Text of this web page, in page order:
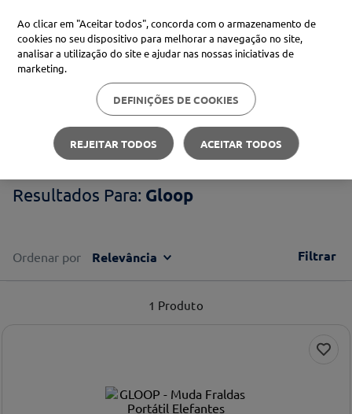
Procure no Marketplace Médis
Pesquisas mais comuns
xiaomi
3º now
Gloop
Gloop
Ordenar por Relevância Filtrar
1 Produto
Ao clicar em "Aceitar todos", concorda com o armazenamento de
cookies no seu dispositivo para melhorar a navegação no site,
analisar a utilização do site e ajudar nas nossas iniciativas de
marketing.
DEFINIÇÕES DE COOKIES
REJEITAR TODOS ACEITAR TODOS